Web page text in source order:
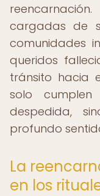
cargadas de
comunidades
queridos
tránsito hacia
solo
despedida,
profundo
La
en los